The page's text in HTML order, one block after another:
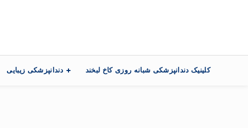
کلینیک دندانپزشکی شبانه روزی کاخ لبخند دندانپزشکی زیبایی